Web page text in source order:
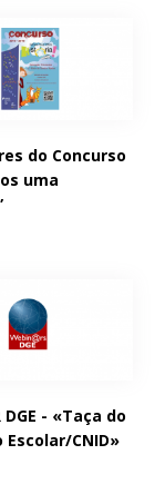
do Concurso
uma
DGE - «Taça do
Escolar/CNID»